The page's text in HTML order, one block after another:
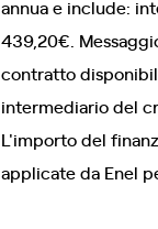
annua e include:
439,20€.
contratto
intermediario del
L'importo del
applicate da Enel